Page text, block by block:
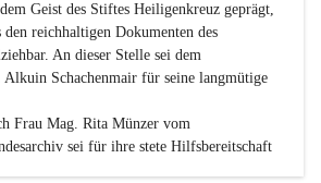
Geist des Stiftes Heiligenkreuz geprägt,
den reichhaltigen Dokumenten des
An dieser Stelle sei dem
Schachenmair für seine langmütige
Frau Mag. Rita Münzer vom
sei für ihre stete Hilfsbereitschaft